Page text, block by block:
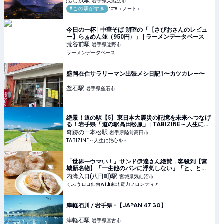
#この駅がすき
note（ノート）
今日の一杯 | 中華そば 朔望の「【さぴおさんのレビュ
ー】らぁめん並（950円）」 | ラーメンデータベース
荒谷前駅 岩手県遠野市
ラーメンデータベース
盛岡在住サラリーマン出張メシ日記1〜カツカレー〜
釜石駅 岩手県釜石市
絶景！道の駅【5】東日本大震災の記憶を未来へつなげ
る！岩手県「道の駅高田松原」 | TABIZINE～人生に旅
心を～
奇跡の一本松駅 岩手県陸前高田市
TABIZINE～人生に旅心を～
「世界一ウマい！」サンド伊達さん絶賛→客殺到【宮
城新名物】「一生他のパンに浮気しない」「と、とろ
ける♡」大大大大大正解！ | くふうロコ仙台with東北電
力フロンティア
内湾入口(八日町)駅 宮城県気仙沼市
くふうロコ仙台with東北電力フロンティア
津軽石川 / 岩手県 -【JAPAN 47 GO】
津軽石駅 岩手県宮古市